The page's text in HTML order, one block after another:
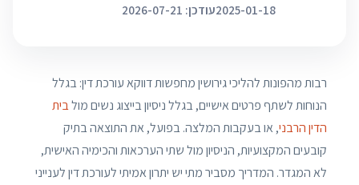
2025-01-18עודכן: 2026-07-21
רבות מהפונות להליכי גירושין מחפשות דווקא עורכת דין: בגלל
הנוחות לשתף פרטים אישיים, בגלל ניסיון בייצוג נשים מולבית
הדין הרבני, או בעקבות המלצה. בפועל, את התוצאה בתיק
קובעים המקצועיות, הניסיון מול שתי הערכאות והכימיה האישית,
לא המגדר. המדריך מסביר מתי יש יתרון אמיתי לעורכת דין לענייני